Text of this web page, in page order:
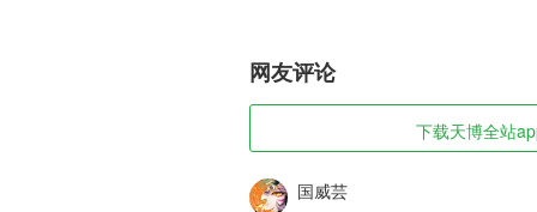
网友评论
下载天博全站
国威芸